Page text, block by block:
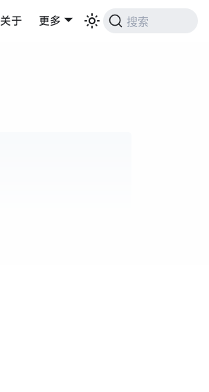
关于 更多 搜索